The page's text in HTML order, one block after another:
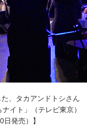
、タカアンドトシさん
イト」（テレビ東京）
発売）】